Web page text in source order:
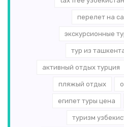
перелет на
экскурсионные
тур из
активный отдых турция
пляжый отдых
египет туры цена
туризм